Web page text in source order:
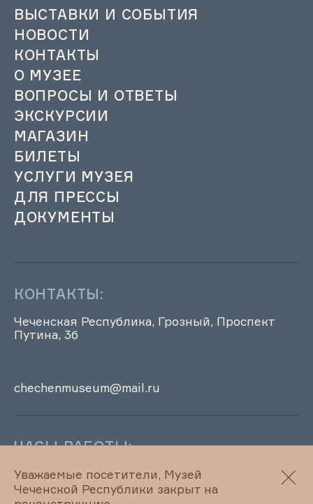
ВЫСТАВКИ И СОБЫТИЯ
НОВОСТИ
КОНТАКТЫ
О МУЗЕЕ
ВОПРОСЫ И ОТВЕТЫ
ЭКСКУРСИИ
МАГАЗИН
БИЛЕТЫ
УСЛУГИ МУЗЕЯ
ДЛЯ ПРЕССЫ
ДОКУМЕНТЫ
КОНТАКТЫ:
Чеченская Республика, Грозный, Проспект
Путина, 3б
chechenmuseum@mail.ru
ЧАСЫ РАБОТЫ:
Музей ЧР временно не работает
Уважаемые посетители, Музей
Чеченской Республики закрыт на